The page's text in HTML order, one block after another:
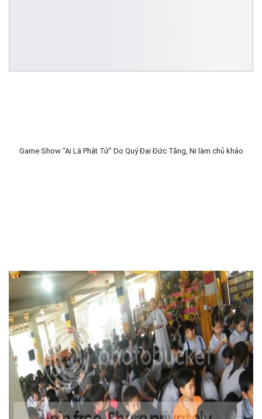
Game Show “Ai Là Phật Tử” Do Quý Đại Đức Tăng, Ni làm chủ khảo